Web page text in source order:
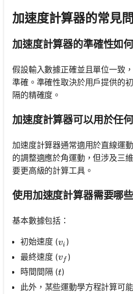
加速度計算器的常見
加速度計算器的準確性如
假設輸入數據正確並且單位一致
準確。準確性取決於用戶提供的
隔的精確度。
加速度計算器可以用於任
加速度計算器通常適用於直線運
的調整適應於角運動，但涉及三
要更高級的計算工具。
使用加速度計算器需要哪
基本數據包括：
初始速度 (v_i
vi )
最終速度 (v_f
vf )
時間間隔 (t
t)
此外，某些運動學方程計算可